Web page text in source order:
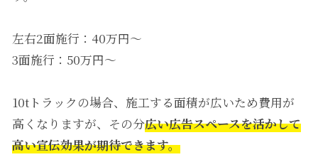
左右2面施行：40万円～
3面施行：50万円～
10tトラックの場合、施工する面積が広いため費用が
高くなりますが、その分広い広告スペースを活かして
高い宣伝効果が期待できます。